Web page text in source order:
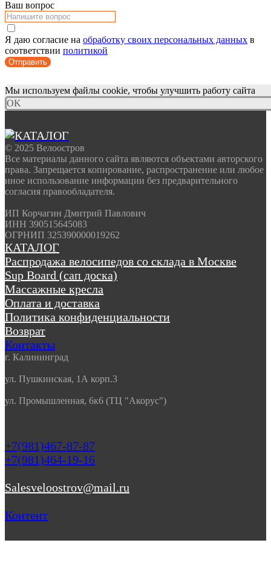
Ваш вопрос
Я даю согласие на обработку своих персональных данных в
соответствии политикой
Отправить
Мы используем файлы cookie, чтобы улучшить работу сайта
OK
© 2025 Велоостров
Все материалы данного сайта являются объектами авторского
права. Запрещается копирование, распространение или любое
иное использование информации без предварительного
согласия правообладателя.
ИП Корчагин Дмитрий Павлович
ИНН 390515645083
ОГРНИП 325390000019262
КАТАЛОГ
Распродажа велосипедов со склада в Москве
Sup Board (сап доска)
Массажные кресла
Оплата и доставка
Политика конфиденциальности
Возврат
Контакты
г. Калининград
ул. Пушкинская, 1А корп.3
ул. Промышленная, 6к6 (ТЦ "Акорус")
+7(981)467-87-87
+7(981)464-19-16
Salesveloostrov@mail.ru
Контент